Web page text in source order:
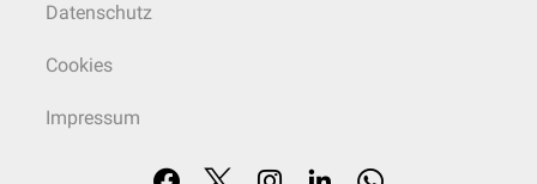
Datenschutz
Cookies
Impressum